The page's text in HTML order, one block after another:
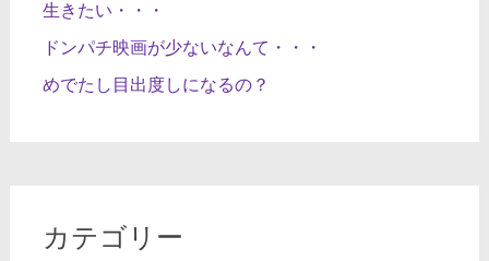
生きたい・・・
ドンパチ映画が少ないなんて・・・
めでたし目出度しになるの？
カテゴリー